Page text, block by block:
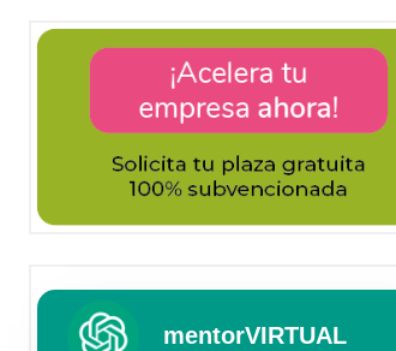
mentorVIRTUAL